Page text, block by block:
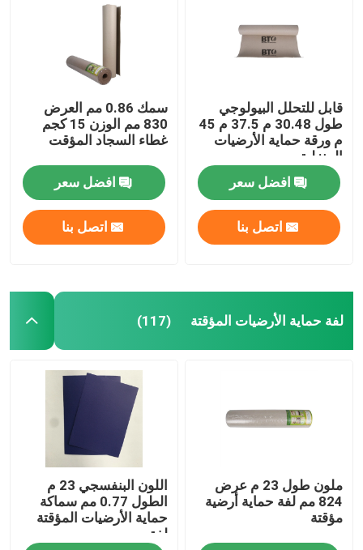
قابل للتحلل البيولوجي
طول 30.48 م 37.5 م 45
م ورقة حماية الأرضيات
المنزلية
افضل سعر
اتصل بنا
سمك 0.86 مم العرض
830 مم الوزن 15 كجم
غطاء السجاد المؤقت
افضل سعر
اتصل بنا
لفة حماية الأرضيات المؤقتة (117)
ملون طول 23 م عرض
824 مم لفة حماية أرضية
مؤقتة
اللون البنفسجي 23 م
الطول 0.77 مم سماكة
حماية الأرضيات المؤقتة
لفة